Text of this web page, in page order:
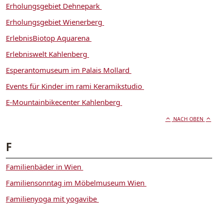
Erholungsgebiet Dehnepark
Erholungsgebiet Wienerberg
ErlebnisBiotop Aquarena
Erlebniswelt Kahlenberg
Esperantomuseum im Palais Mollard
Events für Kinder im rami Keramikstudio
E-Mountainbikecenter Kahlenberg
NACH OBEN
F
Familienbäder in Wien
Familiensonntag im Möbelmuseum Wien
Familienyoga mit yogavibe